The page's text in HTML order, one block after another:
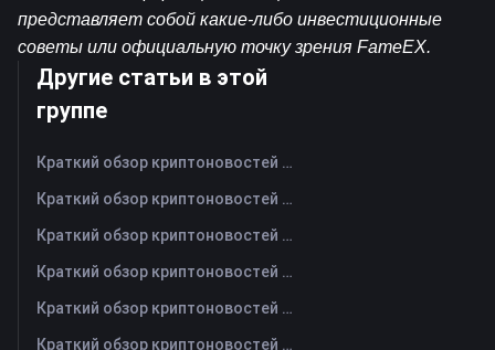
представляет собой какие-либо инвестиционные
советы или официальную точку зрения FameEX.
Другие статьи в этой
группе
Краткий обзор криптоновостей FameEX за сегодня | 7 августа 2026 г
Краткий обзор криптоновостей FameEX за сегодня | 6 августа 2026 г
Краткий обзор криптоновостей FameEX за сегодня | 5 августа 2026 г
Краткий обзор криптоновостей FameEX за сегодня | 4 августа 2026 г
Краткий обзор криптоновостей FameEX за сегодня | 3 августа 2026 г
Краткий обзор криптоновостей FameEX за сегодня | 31 июля 2026 г